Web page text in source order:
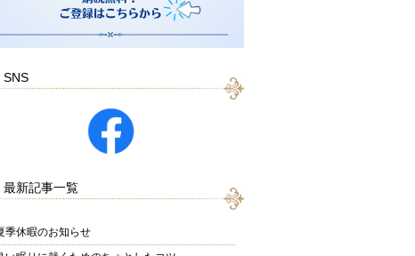
SNS
最新記事一覧
季休暇のお知らせ